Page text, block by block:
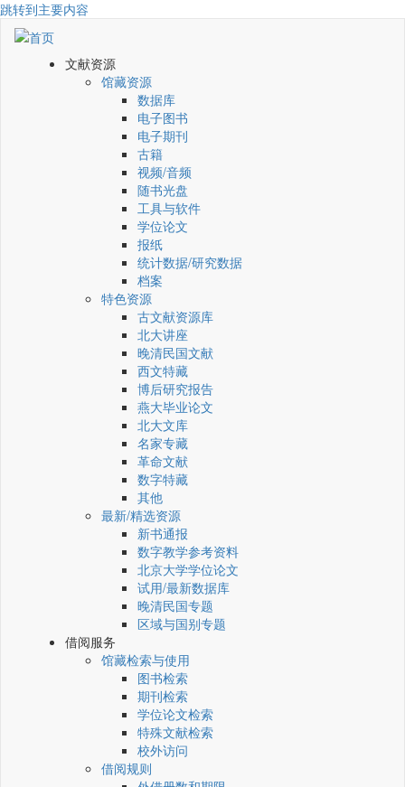
跳转到主要内容
文献资源
馆藏资源
数据库
电子图书
电子期刊
古籍
视频/音频
随书光盘
工具与软件
学位论文
报纸
统计数据/研究数据
档案
特色资源
古文献资源库
北大讲座
晚清民国文献
西文特藏
博后研究报告
燕大毕业论文
北大文库
名家专藏
革命文献
数字特藏
其他
最新/精选资源
新书通报
数字教学参考资料
北京大学学位论文
试用/最新数据库
晚清民国专题
区域与国别专题
借阅服务
馆藏检索与使用
图书检索
期刊检索
学位论文检索
特殊文献检索
校外访问
借阅规则